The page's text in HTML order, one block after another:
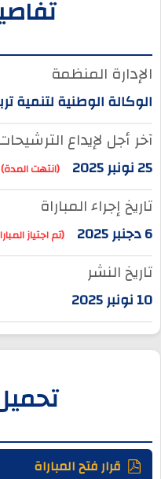
الإدارة المنظمة
الوكالة الوطنية لتنمية
آخر أجل لإيداع الترشيحات
25 نونبر 2025 (انتهت المدة)
تاريخ إجراء المباراة
(تم اجتياز المباراة)
تاريخ النشر
10 نونبر 2025
قرار فتح المباراة